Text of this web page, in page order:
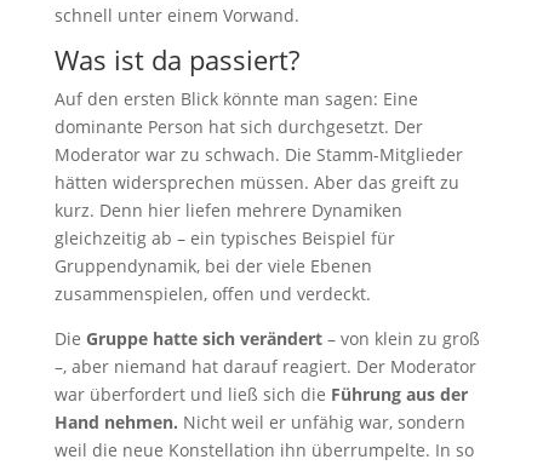
schnell unter einem Vorwand.
Was ist da passiert?
Auf den ersten Blick könnte man sagen: Eine
dominante Person hat sich durchgesetzt. Der
Moderator war zu schwach. Die Stamm-Mitglieder
hätten widersprechen müssen. Aber das greift zu
kurz. Denn hier liefen mehrere Dynamiken
gleichzeitig ab – ein typisches Beispiel für
Gruppendynamik, bei der viele Ebenen
zusammenspielen, offen und verdeckt.
Die Gruppe hatte sich verändert– von klein zu groß
–, aber niemand hat darauf reagiert. Der Moderator
war überfordert und ließ sich die Führung aus der
Hand nehmen. Nicht weil er unfähig war, sondern
weil die neue Konstellation ihn überrumpelte. In so